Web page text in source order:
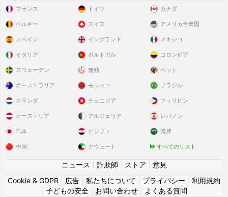
フランス
ベルギー
スペイン
イタリア
スウェーデン
ドイツ
スイス
イングランド
ポルトガル
無効
カナダ
アメリカ合衆国
メキシコ
コロンビア
ペット
オーストラリア
オランダ
オーストリア
日本
中国
モロッコ
チュニジア
アルジェリア
エジプト
クウェート
ブラジル
フィリピン
レバノン
湾岸
すべてのリスト
ニュース 詐欺師 ストア
意見
Cookie & GDPR
広告 私たちについて プライバシー
利用規約
子どもの安全| お問い合わせ| よくある質問